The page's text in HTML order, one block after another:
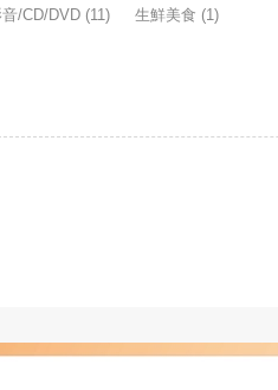
/CD/DVD (11) 生鮮美食 (1)